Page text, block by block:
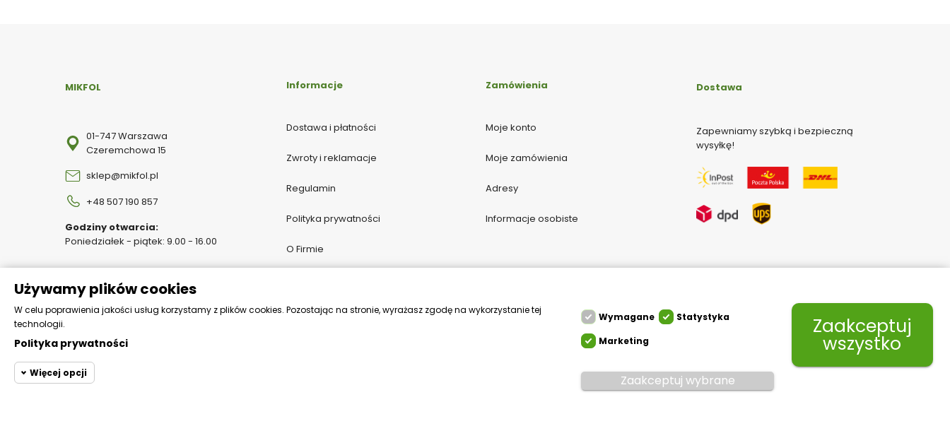
MIKFOL
01-747 Warszawa
Czeremchowa 15
sklep@mikfol.pl
+48 507 190 857
Godziny otwarcia:
Poniedziałek - piątek: 9.00 - 16.00
Informacje
Dostawa i płatności
Zwroty i reklamacje
Regulamin
Polityka prywatności
O Firmie
Katalogi do pobrania
Zamówienia
Moje konto
Moje zamówienia
Adresy
Informacje osobiste
Używamy plików cookies
W celu poprawienia jakości usług korzystamy z plików cookies. Pozostając na stronie, wyrażasz zgodę na wykorzystanie tej
technologii.
Polityka prywatności
Więcej opcji
Wymagane
Statystyka
Marketing
Zaakceptuj wybrane
Zaakceptuj
wszystko
Dostawa
Zapewniamy szybką i bezpieczną
wysyłkę!